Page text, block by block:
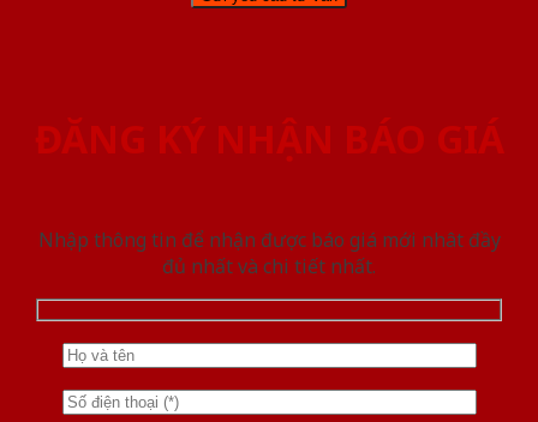
ĐĂNG KÝ NHẬN BÁO GIÁ
Nhập thông tin để nhận được báo giá mới nhât đầy
đủ nhất và chi tiết nhất.